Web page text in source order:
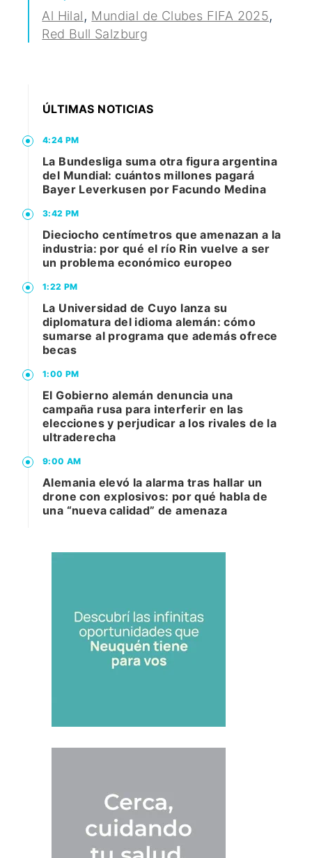
Al Hilal, Mundial de Clubes FIFA 2025,
Red Bull Salzburg
ÚLTIMAS NOTICIAS
4:24 PM
La Bundesliga suma otra figura argentina
del Mundial: cuántos millones pagará
Bayer Leverkusen por Facundo Medina
3:42 PM
Dieciocho centímetros que amenazan a la
industria: por qué el río Rin vuelve a ser
un problema económico europeo
1:22 PM
La Universidad de Cuyo lanza su
diplomatura del idioma alemán: cómo
sumarse al programa que además ofrece
becas
1:00 PM
El Gobierno alemán denuncia una
campaña rusa para interferir en las
elecciones y perjudicar a los rivales de la
ultraderecha
9:00 AM
Alemania elevó la alarma tras hallar un
drone con explosivos: por qué habla de
una “nueva calidad” de amenaza